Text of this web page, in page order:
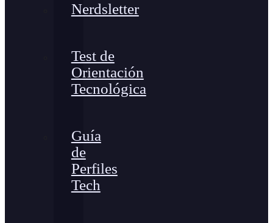
Nerdsletter
Test de
Orientación
Tecnológica
Guía
de
Perfiles
Tech